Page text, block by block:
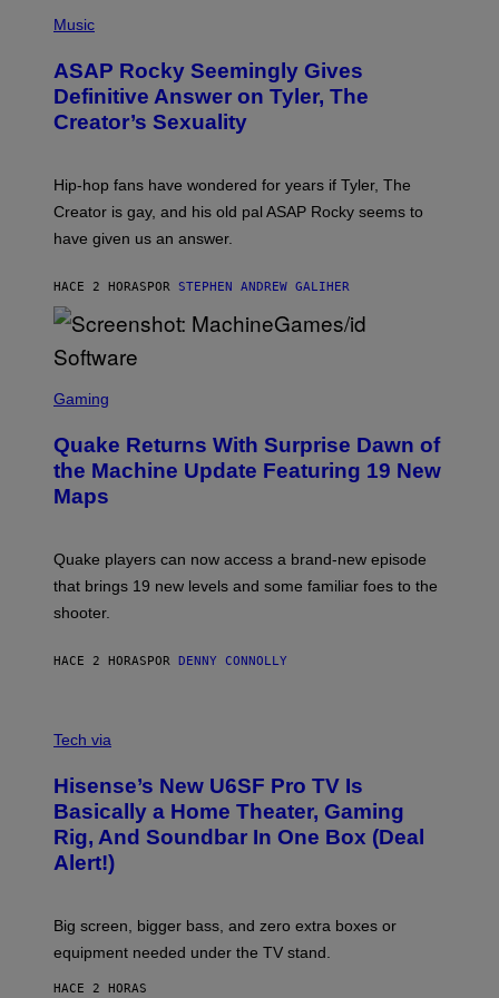
E
Y
Y
I
A
E
S
)
H
O
B
Y
M
C
A
C
P
P
E
/
E
T
Y
I
M
A
G
Music
ASAP Rocky Seemingly Gives
Definitive Answer on Tyler, The
Creator’s Sexuality
Hip-hop fans have wondered for years if Tyler, The
Creator is gay, and his old pal ASAP Rocky seems to
have given us an answer.
HACE 2 HORAS POR STEPHEN ANDREW GALIHER
C
E
N
S
H
M
A
H
E
E
S
I
D
S
O
F
T
E
Gaming
Quake Returns With Surprise Dawn of
the Machine Update Featuring 19 New
Maps
Quake players can now access a brand-new episode
that brings 19 new levels and some familiar foes to the
shooter.
HACE 2 HORAS POR DENNY CONNOLLY
I
I
S
E
N
S
E
Tech via
Hisense’s New U6SF Pro TV Is
Basically a Home Theater, Gaming
Rig, And Soundbar In One Box (Deal
Alert!)
Big screen, bigger bass, and zero extra boxes or
equipment needed under the TV stand.
HACE 2 HORAS